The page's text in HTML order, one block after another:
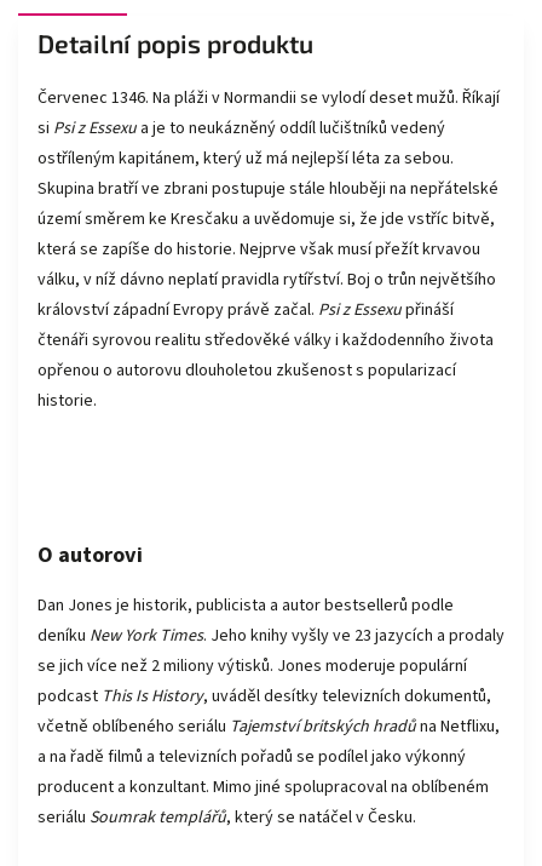
Detailní popis produktu
Červenec 1346. Na pláži v Normandii se vylodí deset mužů. Říkají
si Psi z Essexu a je to neukázněný oddíl lučištníků vedený
ostříleným kapitánem, který už má nejlepší léta za sebou.
Skupina bratří ve zbrani postupuje stále hlouběji na nepřátelské
území směrem ke Kresčaku a uvědomuje si, že jde vstříc bitvě,
která se zapíše do historie. Nejprve však musí přežít krvavou
válku, v níž dávno neplatí pravidla rytířství. Boj o trůn největšího
království západní Evropy právě začal. Psi z Essexupřináší
čtenáři syrovou realitu středověké války i každodenního života
opřenou o autorovu dlouholetou zkušenost s popularizací
historie.
O autorovi
Dan Jones je historik, publicista a autor bestsellerů podle
deníku New York Times. Jeho knihy vyšly ve 23 jazycích a prodaly
se jich více než 2 miliony výtisků. Jones moderuje populární
podcast This Is History, uváděl desítky televizních dokumentů,
včetně oblíbeného seriálu Tajemství britských hradůna Netflixu,
a na řadě filmů a televizních pořadů se podílel jako výkonný
producent a konzultant. Mimo jiné spolupracoval na oblíbeném
seriálu Soumrak templářů, který se natáčel v Česku.